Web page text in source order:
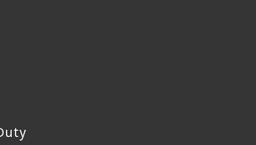
。アクセスはこちら各試験に合
が授与される。出典：PagerDu